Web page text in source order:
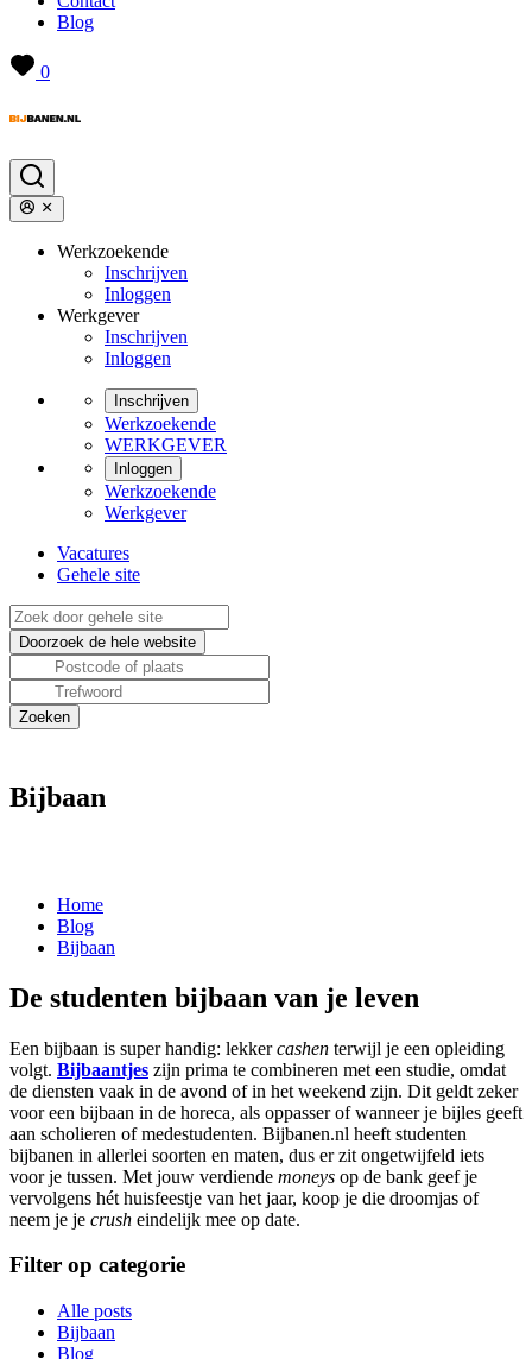
Blog
0
Werkzoekende
Inschrijven
Inloggen
Werkgever
Inschrijven
Inloggen
Inschrijven
Werkzoekende
WERKGEVER
Inloggen
Werkzoekende
Werkgever
Vacatures
Gehele site
Bijbaan
Home
Blog
Bijbaan
De studenten bijbaan van je leven
Een bijbaan is super handig: lekkercashen terwijl je een opleiding
volgt. Bijbaantjes zijn prima te combineren met een studie, omdat
de diensten vaak in de avond of in het weekend zijn. Dit geldt zeker
voor een bijbaan in de horeca, als oppasser of wanneer je bijles geeft
aan scholieren of medestudenten. Bijbanen.nl heeft studenten
bijbanen in allerlei soorten en maten, dus er zit ongetwijfeld iets
voor je tussen. Met jouw verdiende moneys op de bank geef je
vervolgens hét huisfeestje van het jaar, koop je die droomjas of
neem je je crush eindelijk mee op date.
Filter op categorie
Alle posts
Bijbaan
Blog